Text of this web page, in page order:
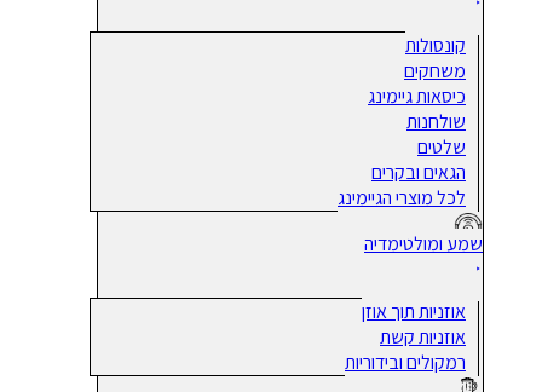
קונסולות
משחקים
כיסאות גיימינג
שולחנות
שלטים
הגאים ובקרים
לכל מוצרי הגיימינג
שמע ומולטימדיה
אוזניות תוך אוזן
אוזניות קשת
רמקולים ובידוריות